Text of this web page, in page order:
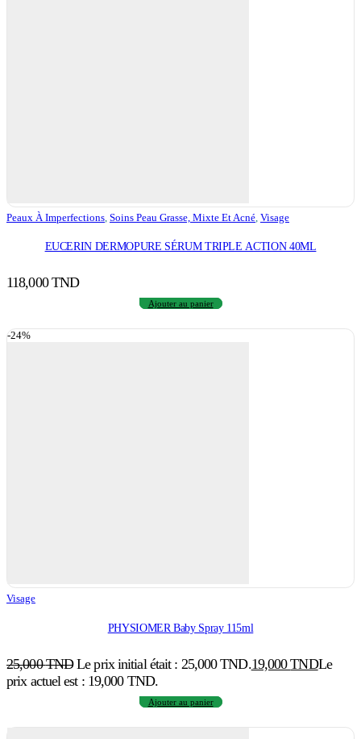
Peaux À Imperfections Soins Peau Grasse, Mixte Et Acné Visage
EUCERIN DERMOPURE SÉRUM TRIPLE ACTION 40ML
118,000TND
Ajouter au panier
-24%
Visage
PHYSIOMER Baby Spray 115ml
25,000TND Le prix initial était : 25,000 TND.19,000TNDLe
prix actuel est : 19,000 TND.
Ajouter au panier